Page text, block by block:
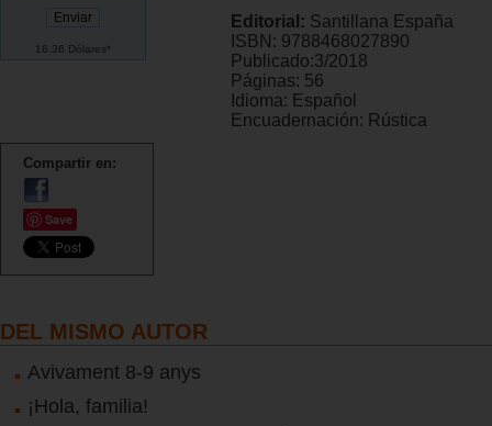
16.36 Dólares*
Compartir en:
Save
Editorial: Santillana España
ISBN: 9788468027890
Publicado:3/2018
Páginas: 56
Idioma: Español
Encuadernación: Rústica
DEL MISMO AUTOR
Avivament 8-9 anys
¡Hola, familia!